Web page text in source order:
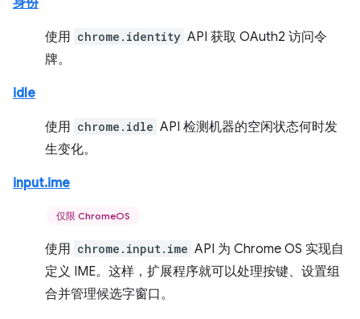
身份
使用 chrome.identity API 获取 OAuth2 访问令
牌。
idle
使用 chrome.idle API 检测机器的空闲状态何时发
生变化。
input.ime
仅限 ChromeOS
使用 chrome.input.ime API 为 Chrome OS 实现自
定义 IME。这样，扩展程序就可以处理按键、设置组
合并管理候选字窗口。